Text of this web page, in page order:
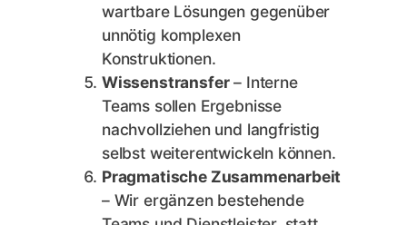
wartbare Lösungen gegenüber
unnötig komplexen
Konstruktionen.
Wissenstransfer– Interne
Teams sollen Ergebnisse
nachvollziehen und langfristig
selbst weiterentwickeln können.
Pragmatische Zusammenarbeit
– Wir ergänzen bestehende